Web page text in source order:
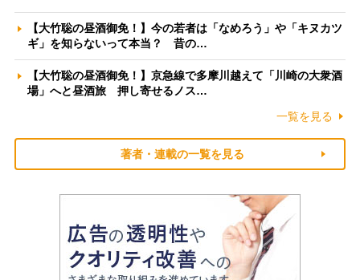
【大竹聡の昼酒御免！】今の若者は「なめろう」や「キヌカツ
ギ」を知らないって本当？ 昔の…
【大竹聡の昼酒御免！】京急線で多摩川越えて「川崎の大衆酒
場」へと昼酒旅 押し寄せるノス…
一覧を見る
著者・連載の一覧を見る